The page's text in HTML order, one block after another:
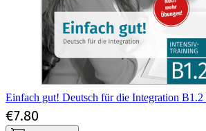
Einfach gut! Deutsch für die Integration
€7.80